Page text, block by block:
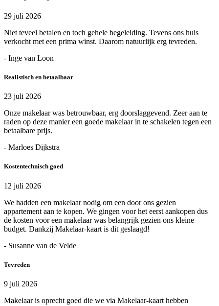
29 juli 2026
Niet teveel betalen en toch gehele begeleiding. Tevens ons huis
verkocht met een prima winst. Daarom natuurlijk erg tevreden.
- Inge van Loon
Realistisch en betaalbaar
23 juli 2026
Onze makelaar was betrouwbaar, erg doorslaggevend. Zeer aan te
raden op deze manier een goede makelaar in te schakelen tegen een
betaalbare prijs.
- Marloes Dijkstra
Kostentechnisch goed
12 juli 2026
We hadden een makelaar nodig om een door ons gezien
appartement aan te kopen. We gingen voor het eerst aankopen dus
de kosten voor een makelaar was belangrijk gezien ons kleine
budget. Dankzij Makelaar-kaart is dit geslaagd!
- Susanne van de Velde
Tevreden
9 juli 2026
Makelaar is oprecht goed die we via Makelaar-kaart hebben